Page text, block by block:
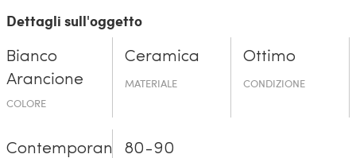
Dettagli sull'oggetto
Bianco
Arancione
COLORE
Ceramica
MATERIALE
Ottimo
CONDIZIONE
Contemporaneo80-90